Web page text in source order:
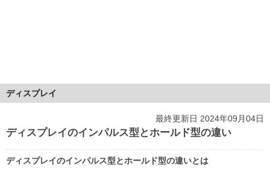
ディスプレイ
最終更新日 2024年09月04日
ディスプレイのインパルス型とホールド型の違い
ディスプレイのインパルス型とホールド型の違いとは